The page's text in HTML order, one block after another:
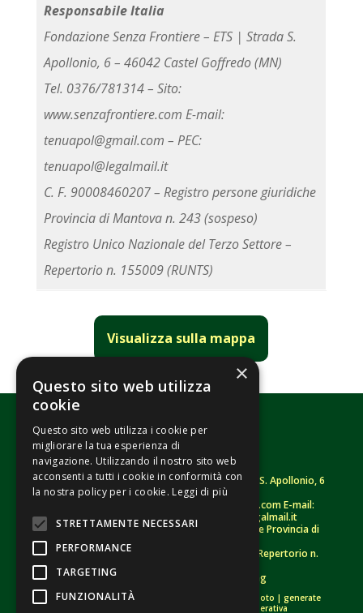
Responsabile Italia
Fondazione Senza Frontiere – ETS | Strada S.
Apollonio, 6 – 46042 Castel Goffredo (MN)
Tel. 0376/781314 – Sito:
www.senzafrontiere.com E-mail:
tenuapol@gmail.com – PEC:
tenuapol@legalmail.it
C. F. 90008460207 – Registro persone giuridiche
Provincia di Mantova n. 243 (sospeso)
Registro Unico Nazionale del Terzo Settore –
Repertorio n. 155009 (RUNTS)
Visualizza sulla mappa
Fondazione Senza Frontiere – ETS |Strada S. Apollonio, 6
– 46042 Castel Goffredo (MN)
– Sito: www.senzafrontiere.com E-mail:
tenuapol@gmail.com– Pec:tenuapol@legalmail.it
C. F. 90008460207 – Registro persone giuridiche Provincia di
Mantova n. 243 (sospeso)
Registro Unico Nazionale del Terzo Settore – Repertorio n.
Informativa Privacy
Whistleblowing
Crediti immagini:di proprietà esclusiva | bigstockphoto | generate
tramite modelli di Intelligenza Artificiale Generativa
×
Questo sito web utilizza
cookie
Questo sito web utilizza i cookie per
migliorare la tua esperienza di
navigazione. Utilizzando il nostro sito web
acconsenti a tutti i cookie in conformità con
la nostra policy per i cookie. Leggi di più
STRETTAMENTE NECESSARI
PERFORMANCE
TARGETING
FUNZIONALITÀ